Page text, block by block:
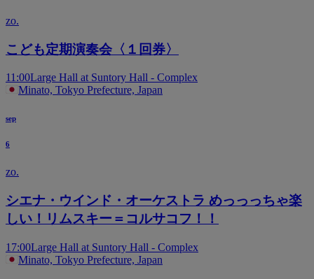
zo.
こども定期演奏会〈１回券〉
11:00Large Hall at Suntory Hall - Complex
Minato, Tokyo Prefecture, Japan
sep
6
zo.
シエナ・ウインド・オーケストラ めっっっちゃ楽
しい！リムスキー＝コルサコフ！！
17:00Large Hall at Suntory Hall - Complex
Minato, Tokyo Prefecture, Japan